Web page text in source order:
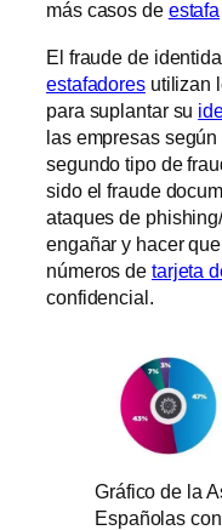
más casos de estafa
El fraude de
estafadoresutilizan
para suplantar su
las empresas
segundo tipo de
sido el fraude
ataques de
engañar y hacer
números de tarjeta
confidencial.
Gráfico de la
Españolas